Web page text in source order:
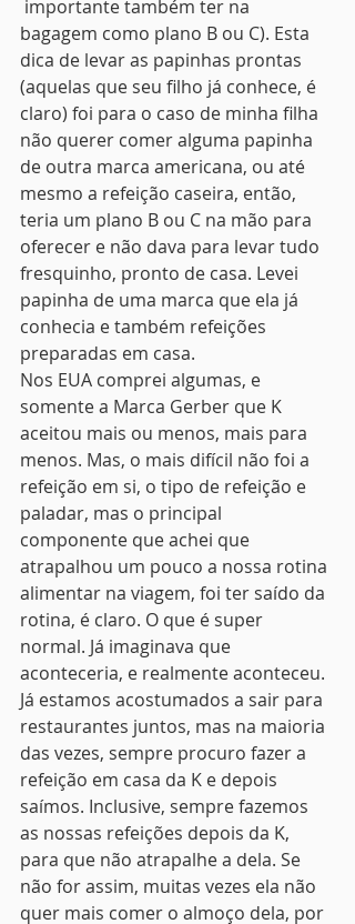
importante também ter na
bagagem como plano B ou C). Esta
dica de levar as papinhas prontas
(aquelas que seu filho já conhece, é
claro) foi para o caso de minha filha
não querer comer alguma papinha
de outra marca americana, ou até
mesmo a refeição caseira, então,
teria um plano B ou C na mão para
oferecer e não dava para levar tudo
fresquinho, pronto de casa. Levei
papinha de uma marca que ela já
conhecia e também refeições
preparadas em casa.
Nos EUA comprei algumas, e
somente a Marca Gerber que K
aceitou mais ou menos, mais para
menos. Mas, o mais difícil não foi a
refeição em si, o tipo de refeição e
paladar, mas o principal
componente que achei que
atrapalhou um pouco a nossa rotina
alimentar na viagem, foi ter saído da
rotina, é claro. O que é super
normal. Já imaginava que
aconteceria, e realmente aconteceu.
Já estamos acostumados a sair para
restaurantes juntos, mas na maioria
das vezes, sempre procuro fazer a
refeição em casa da K e depois
saímos. Inclusive, sempre fazemos
as nossas refeições depois da K,
para que não atrapalhe a dela. Se
não for assim, muitas vezes ela não
quer mais comer o almoço dela, por